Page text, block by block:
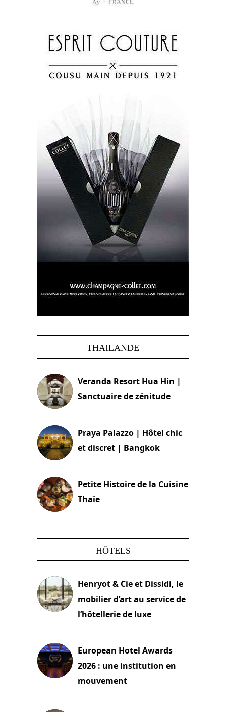
THAILANDE
Veranda Resort Hua Hin |
Sanctuaire de zénitude
Praya Palazzo | Hôtel chic
et discret | Bangkok
Petite Histoire de la Cuisine
Thaïe
HÔTELS
Henryot & Cie et Dissidi, le
mobilier d’art au service de
l’hôtellerie de luxe
European Hotel Awards
2026 : une institution en
mouvement